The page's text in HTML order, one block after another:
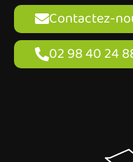
Contactez-
02 98 40 24